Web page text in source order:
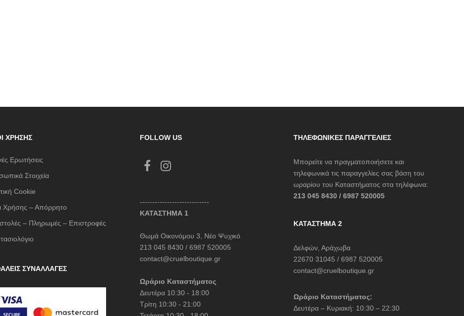
ΧΡΉΣΗΣ
Ερωτήσεις
Στοιχεία
Cookie
Χρήσης – Απόρρητο
– Πληρωμές – Επιστροφές
ΣΥΝΑΛΛΑΓΕΣ
FOLLOW US
----------------------------
ΚΑΤΑΣΤΗΜΑ 1
Θωμά Οικονόμου 3, Νέο Ψυχικό
213 045 8430 / 6987 520005
contact@cruelboutique.gr
Ωράριο Καταστήματος
Δευτέρα 10:30 - 18:00
Τρίτη 10:30 - 21:00
ΤΗΛΕΦΩΝΙΚΈΣ ΠΑΡΑΓΓΕΛΊΕΣ
Μπορείτε να πραγματοποιήσετε και
τηλεφωνικά τις παραγγελίες σας βάση του
ωραρίου του Καταστήματος στα τηλέφωνα:
213 045 8430 / 6987 520005
ΚΑΤΆΣΤΗΜΑ 2
Δελφών, Αράχωβα
22670 31045 / 6987 520005
contact@cruelboutique.gr
Ωράριο Καταστήματος:
Δευτέρα – Κυριακή: 10:30 – 22:30